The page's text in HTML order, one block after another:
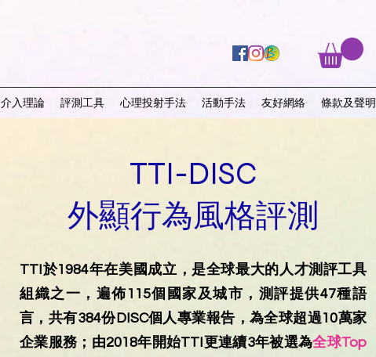
介入理論 評測工具 心理投射手法 活動手法 友好網絡 條款及聲明
TTI-DISC
​外顯行為風格評測
TTI於1984年在美國成立，是全球最大的人才測評工具
組織之一，遍佈115個國家及城市，測評提供47種語
言，共有384份DISC個人專業報告，為全球超過10萬家
企業服務；由2018年開始TTI更連續3年被選為全球Top